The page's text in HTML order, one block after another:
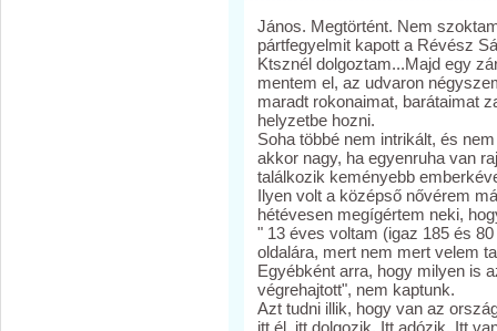
János. Megtörtént. Nem
pártfegyelmit kapott a Révész
Ktsznél dolgoztam...Majd egy
mentem el, az udvaron
maradt rokonaimat, barátaimat
helyzetbe hozni.
Soha többé nem intrikált, és
akkor nagy, ha egyenruha van
találkozik keményebb
Ilyen volt a középső nővérem
hétévesen megígértem neki,
" 13 éves voltam (igaz 185 és
oldalára, mert nem mert velem
Egyébként arra, hogy milyen is
végrehajtott", nem kaptunk.
Azt tudni illik, hogy van az
itt él, itt dolgozik. Itt adózik. Itt